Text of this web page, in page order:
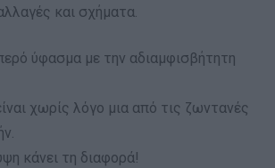
και σχήματα.
ύφασμα με την αδιαμφισβήτητη
χωρίς λόγο μια από τις ζωντανές
κάνει τη διαφορά!